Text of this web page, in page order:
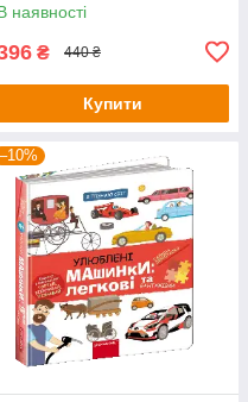
наявності
₴ 440 ₴
Купити
–10%